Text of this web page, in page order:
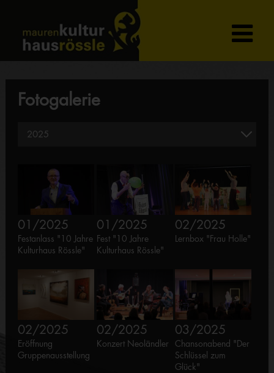
Fotogalerie
01/2025
Festanlass "10 Jahre
Kulturhaus Rössle"
01/2025
Fest "10 Jahre
Kulturhaus Rössle"
02/2025
Lernbox "Frau Holle"
02/2025
Eröffnung
Gruppenausstellung
02/2025
Konzert Neoländler
03/2025
Chansonabend "Der
Schlüssel zum
Glück"